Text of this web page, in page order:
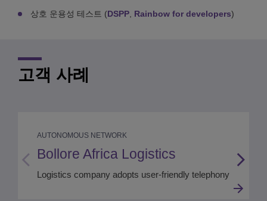
상호 운용성 테스트 (DSPP Rainbow for developers)
고객 사례
AUTONOMOUS NETWORK
Bollore Africa Logistics
Logistics company adopts user-friendly telephony